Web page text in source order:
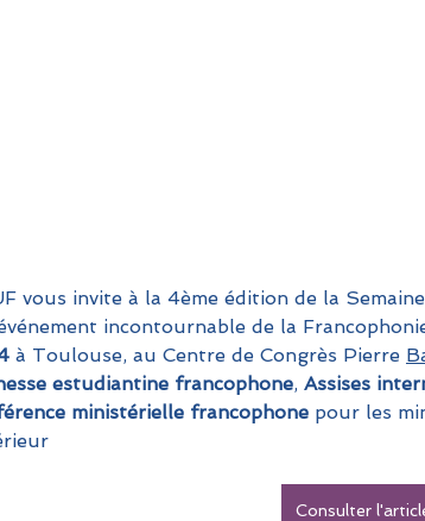
vous invite à la 4ème édition de la
incontournable de la
à Toulouse, au Centre de Congrès Pierre
estudiantine francophone, Assises
ministérielle francophone pour les
Consulter